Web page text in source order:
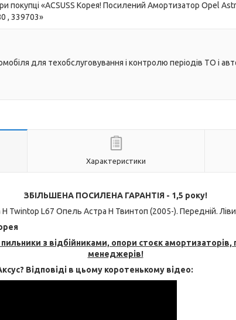
покупці «ACSUSS Корея! Посилений Амортизатор Opel
, 339703»
для техобслуговування і контролю періодів ТО і
Характеристики
ЗБІЛЬШЕНА ПОСИЛЕНА ГАРАНТІЯ - 1,5 року!
L67 Опель Астра H Твинтоп (2005-). Передній.
з відбійниками, опори стоєк
менеджерів!
Відповіді в цьому коротенькому відео: